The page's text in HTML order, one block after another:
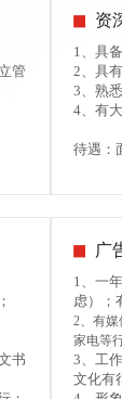
管
资
1、具
2、具
3、熟
4、有
待遇：
书
广
1、一
虑）；
2、有媒
家电等
3、工
文化有